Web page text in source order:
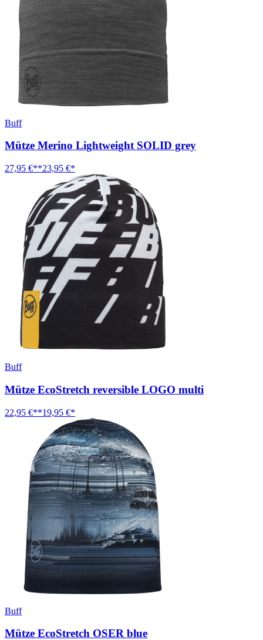
Buff
Mütze Merino Lightweight SOLID grey
27,95 €**23,95 €*
Buff
Mütze EcoStretch reversible LOGO multi
22,95 €**19,95 €*
Buff
Mütze EcoStretch OSER blue